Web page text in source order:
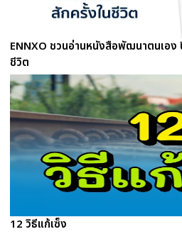
ENNXO ชวนอ่านหนังสือพัฒนาตนเอ
ชีวิต
12 วิธีแก้เซ็ง